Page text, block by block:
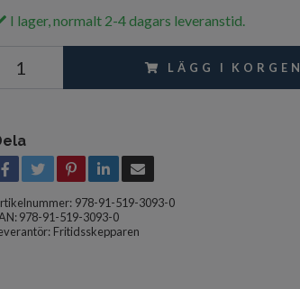
I lager, normalt 2-4 dagars leveranstid.
LÄGG I KORGEN
978-91-519-3093-0
978-91-519-3093-0
Fritidsskepparen